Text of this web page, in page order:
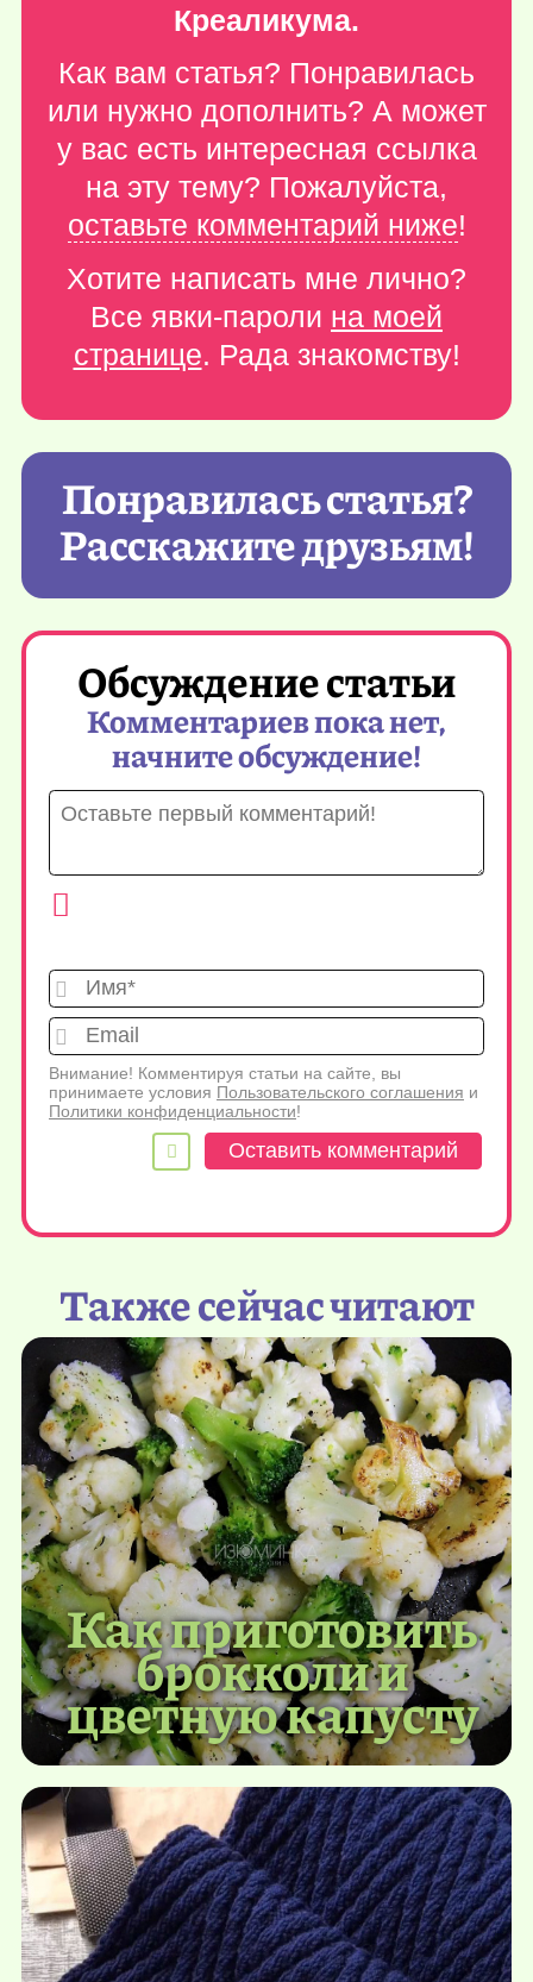
Креаликума.
Как вам статья? Понравилась
или нужно дополнить? А может
у вас есть интересная ссылка
на эту тему? Пожалуйста,
оставьте комментарий ниже!
Хотите написать мне лично?
Все явки-пароли на моей
странице. Рада знакомству!
Понравилась статья?
Расскажите друзьям!
Обсуждение статьи
Комментариев пока нет,
начните обсуждение!
Имя*
Внимание! Комментируя статьи на сайте, вы
принимаете условия Пользовательского соглашения и
Политики конфиденциальности!
Также сейчас читают
Как приготовить
брокколи и
цветную капусту